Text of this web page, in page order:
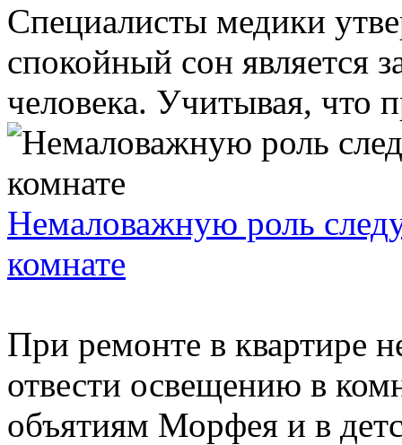
Специалисты медики
спокойный сон является
человека. Учитывая, что
Немаловажную роль
комнате
При ремонте в квартире
отвести освещению в
объятиям Морфея и в